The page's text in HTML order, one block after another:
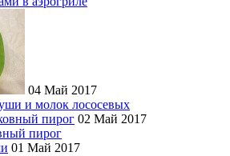
04 Май 2017
и молок лососевых
02 Май 2017
пирог
01 Май 2017